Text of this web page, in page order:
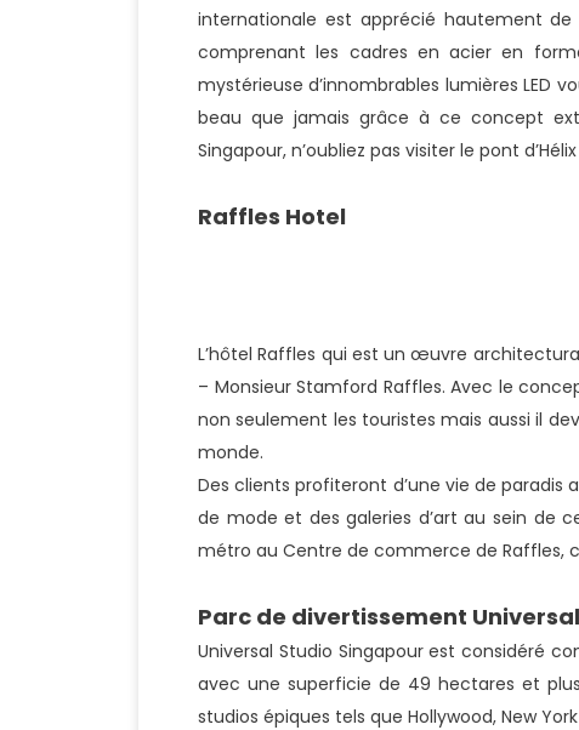
internationale est apprécié hautement de
comprenant les cadres en acier en
mystérieuse d’innombrables lumières LED
beau que jamais grâce à ce concept
Singapour, n’oubliez pas visiter le pont
Raffles Hotel
L’hôtel Raffles qui est un œuvre
– Monsieur Stamford Raffles. Avec le
non seulement les touristes mais aussi il
monde.
Des clients profiteront d’une vie de
de mode et des galeries d’art au sein de
métro au Centre de commerce de Raffles,
Parc de divertissement Universal
Universal Studio Singapour est considéré
avec une superficie de 49 hectares et
studios épiques tels que Hollywood, New